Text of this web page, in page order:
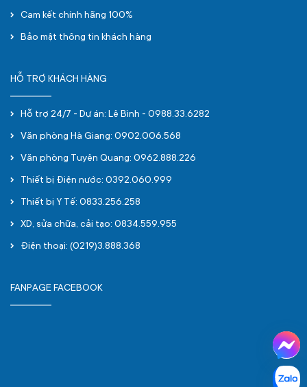
Cam kết chính hãng 100%
Bảo mật thông tin khách hàng
HỖ TRỢ KHÁCH HÀNG
Hỗ trợ 24/7 - Dự án: Lê Bình - 0988.33.6282
Văn phòng Hà Giang: 0902.006.568
Văn phòng Tuyên Quang: 0962.888.226
Thiết bị Điện nước: 0392.060.999
Thiết bị Y Tế: 0833.256.258
XD, sửa chữa, cải tạo: 0834.559.955
Điện thoại: (0219)3.888.368
FANPAGE FACEBOOK